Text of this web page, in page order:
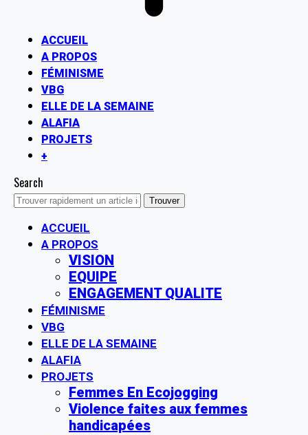
ACCUEIL
A PROPOS
FÉMINISME
VBG
ELLE DE LA SEMAINE
ALAFIA
PROJETS
+
Search
ACCUEIL
A PROPOS
VISION
EQUIPE
ENGAGEMENT QUALITE
FÉMINISME
VBG
ELLE DE LA SEMAINE
ALAFIA
PROJETS
Femmes En Ecojogging
Violence faites aux femmes
handicapées